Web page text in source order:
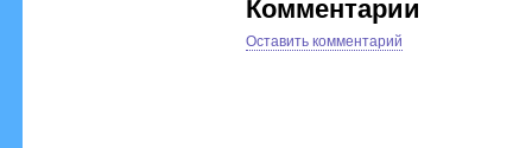
Комментарии
Оставить комментарий